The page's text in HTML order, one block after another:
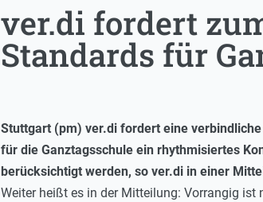
ver.di fordert
Standards für
Stuttgart (pm) ver.di fordert eine
für die Ganztagsschule ein rhythmisiertes
berücksichtigt werden, so ver.di in einer
Weiter heißt es in der Mitteilung: Vorrangig